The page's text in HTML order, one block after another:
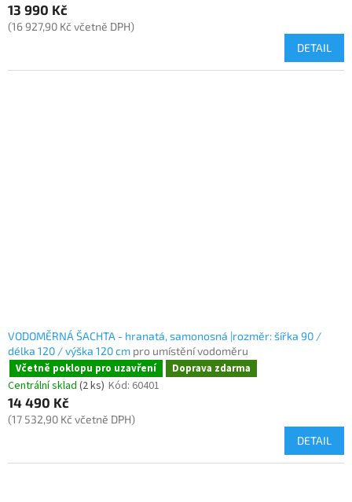
13 990 Kč
(16 927,90 Kč včetně DPH)
DETAIL
VODOMĚRNÁ ŠACHTA - hranatá, samonosná |rozměr: šířka 90 /
délka 120 / výška 120 cm pro umístění vodoměru
Včetně poklopu pro uzavření Doprava zdarma
Centrální sklad (2 ks) Kód: 60401
14 490 Kč
(17 532,90 Kč včetně DPH)
DETAIL